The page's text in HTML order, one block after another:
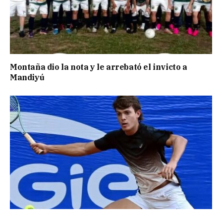
Montaña dio la nota y le arrebató el invicto a
Mandiyú